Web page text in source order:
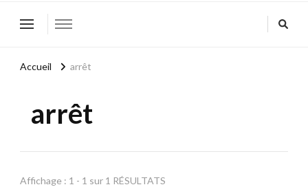
Accueil arrêt
arrêt
Affichage : 1 - 1 sur 1 RÉSULTATS